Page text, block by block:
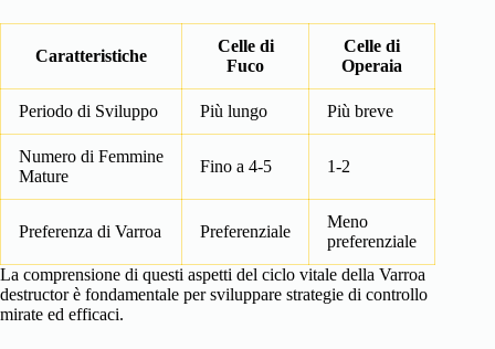
Caratteristiche
Celle di
Fuco
Celle di
Operaia
Periodo di Sviluppo Più lungo Più breve
Numero di Femmine
Mature
Fino a 4-5 1-2
Preferenza di Varroa Preferenziale
Meno
preferenziale
La comprensione di questi aspetti del ciclo vitale della Varroa
destructor è fondamentale per sviluppare strategie di controllo
mirate ed efficaci.